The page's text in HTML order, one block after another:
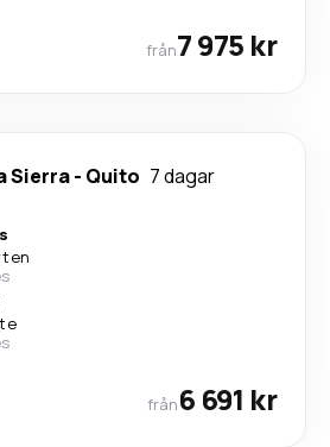
från7 975 kr
Sierra- Quito 7 dagar
från6 691 kr